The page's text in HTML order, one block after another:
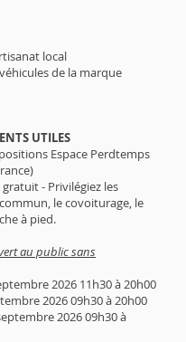
local
de la marque
UTILES
Espace Perdtemps
- Privilégiez les
le covoiturage, le
à pied.
au public sans
2026 11h30 à 20h00
2026 09h30 à 20h00
2026 09h30 à